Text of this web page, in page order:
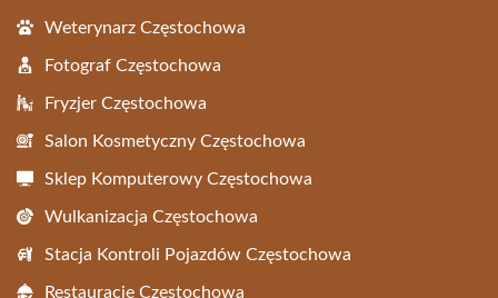
Weterynarz Częstochowa
Fotograf Częstochowa
Fryzjer Częstochowa
Salon Kosmetyczny Częstochowa
Sklep Komputerowy Częstochowa
Wulkanizacja Częstochowa
Stacja Kontroli Pojazdów Częstochowa
Restauracje Częstochowa